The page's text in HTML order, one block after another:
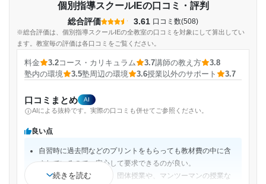
個別指導スクールIEの口コミ・評判
総合評価 3.61 口コミ数(508)
※総合評価は、個別指導スクールIEの全教室の口コミを対象にして算出してい
ます。教室毎の評価は各口コミをご覧ください。
料金 3.2コース・カリキュラム 3.7講師の教え方
3.8
塾内の環境
3.5塾周辺の環境 3.6授業以外のサポート 3.7
口コミまとめ AI
AIによる抜粋です。実際の口コミも併せてご参照ください。
良い点
自習時に過去問などのプリントをもらっても教材費の中に含
まれているので、安心して要求できるのが良い。
コースも分かれていて、団体授業や、マンツーマンの授業な
続きを読む